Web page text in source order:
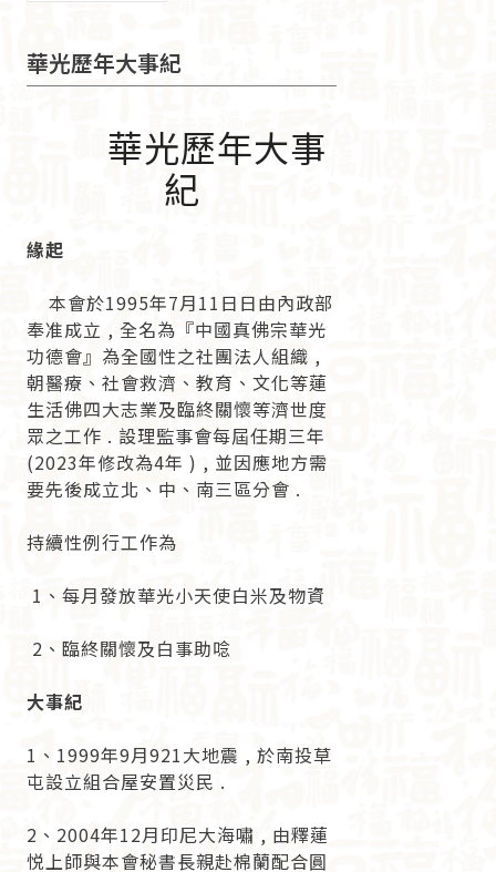
華光歷年大事紀
華光歷年大事
紀
緣起
本會於1995年7月11日日由內政部
奉准成立 , 全名為『中國真佛宗華光
功德會』為全國性之社團法人組織 ,
朝醫療、社會救濟、教育、文化等蓮
生活佛四大志業及臨終關懷等濟世度
眾之工作 . 設理監事會每屆任期三年
(2023年修改為4年 ) , 並因應地方需
要先後成立北、中、南三區分會 .
持續性例行工作為
1、每月發放華光小天使白米及物資
2、臨終關懷及白事助唸
大事紀
1、1999年9月921大地震 , 於南投草
屯設立組合屋安置災民 .
2、2004年12月印尼大海嘯 , 由釋蓮
悦上師與本會秘書長親赴棉蘭配合圓